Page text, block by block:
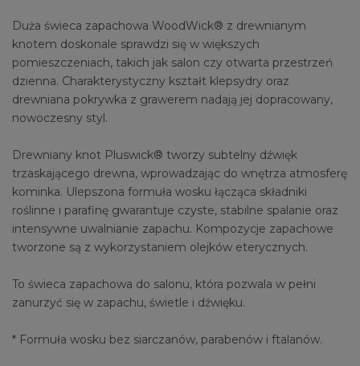
Duża świeca zapachowa WoodWick® z drewnianym
knotem doskonale sprawdzi się w większych
pomieszczeniach, takich jak salon czy otwarta przestrzeń
dzienna. Charakterystyczny kształt klepsydry oraz
drewniana pokrywka z grawerem nadają jej dopracowany,
nowoczesny styl.
Drewniany knot Pluswick® tworzy subtelny dźwięk
trzaskającego drewna, wprowadzając do wnętrza atmosferę
kominka. Ulepszona formuła wosku łącząca składniki
roślinne i parafinę gwarantuje czyste, stabilne spalanie oraz
intensywne uwalnianie zapachu. Kompozycje zapachowe
tworzone są z wykorzystaniem olejków eterycznych.
To świeca zapachowa do salonu, która pozwala w pełni
zanurzyć się w zapachu, świetle i dźwięku.
* Formuła wosku bez siarczanów, parabenów i ftalanów.